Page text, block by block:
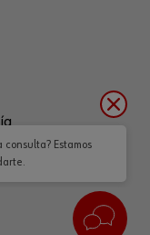
consulta? Estamos